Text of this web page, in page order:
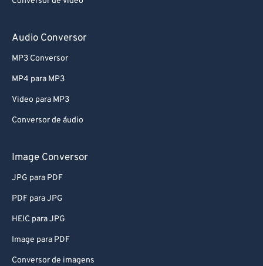
Audio Conversor
MP3 Conversor
MP4 para MP3
Video para MP3
Conversor de áudio
Image Conversor
JPG para PDF
PDF para JPG
HEIC para JPG
Image para PDF
Conversor de imagens